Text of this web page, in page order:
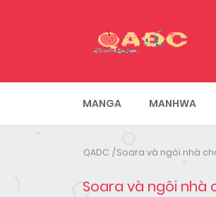
MANGA MANHWA
QADC Soara và ngôi nhà
Soara và ngôi nhà